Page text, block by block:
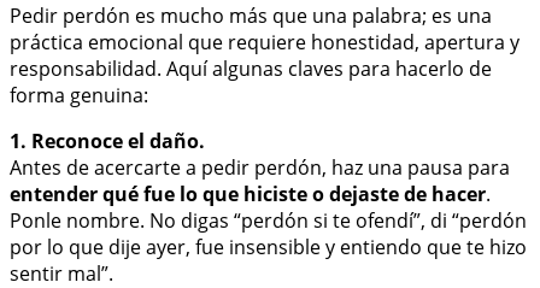
Pedir perdón es mucho más que una palabra; es una
práctica emocional que requiere honestidad, apertura y
responsabilidad. Aquí algunas claves para hacerlo de
forma genuina:
1. Reconoce el daño.
Antes de acercarte a pedir perdón, haz una pausa para
entender qué fue lo que hiciste o dejaste de hacer.
Ponle nombre. No digas “perdón si te ofendí”, di “perdón
por lo que dije ayer, fue insensible y entiendo que te hizo
sentir mal”.